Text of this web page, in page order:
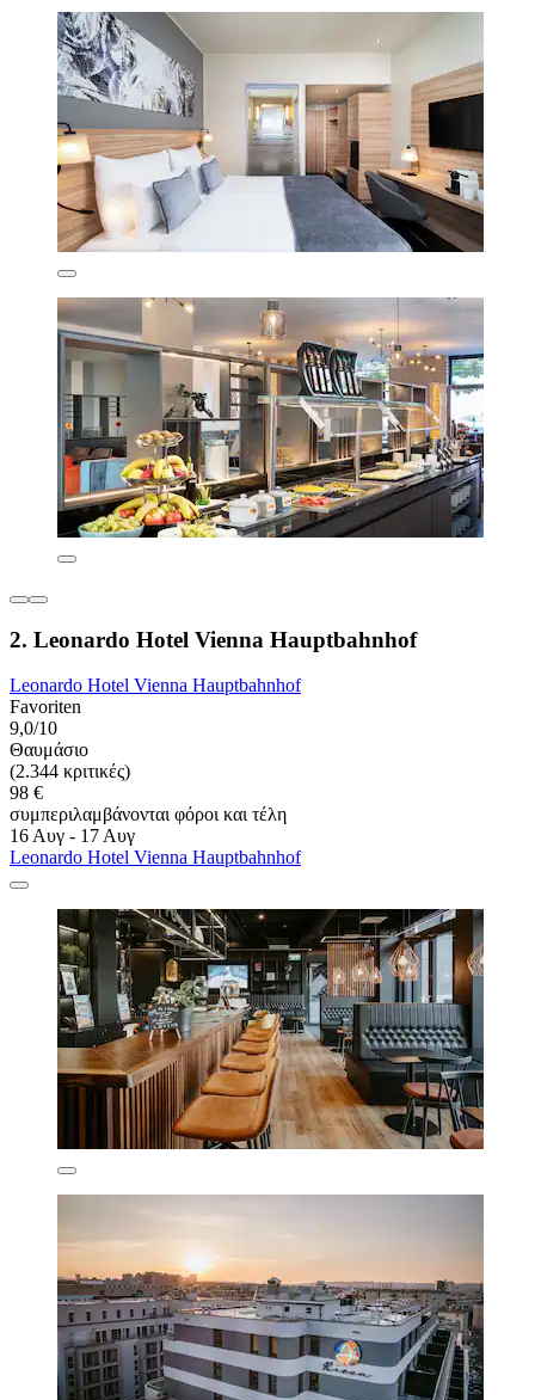
2. Leonardo Hotel Vienna Hauptbahnhof
Leonardo Hotel Vienna Hauptbahnhof
Favoriten
9,0/10
Θαυμάσιο
(2.344 κριτικές)
98 €
συμπεριλαμβάνονται φόροι και τέλη
16 Αυγ - 17 Αυγ
Leonardo Hotel Vienna Hauptbahnhof